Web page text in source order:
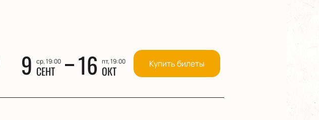
9 ср, 19:00
СЕНТ 16 пт, 19:00
ОКТ Купить билеты